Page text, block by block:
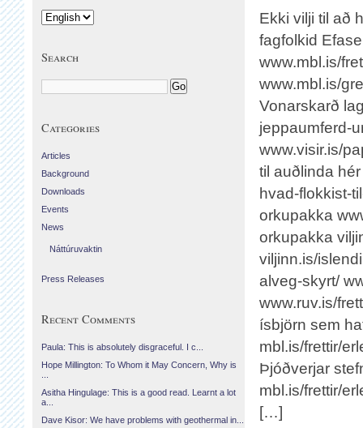
Ekki vilji til að
fagfolkid
www.mbl.is/
www.mbl.is/
Vonarskarð
jeppaumferd-
www.visir.is/
til auðlinda
hvad-flokkist-
orkupakka
orkupakka
viljinn.is/
alveg-skyrt/
www.ruv.is/
ísbjörn sem
mbl.is/frettir/
Þjóðverjar
mbl.is/frettir/
[…]
Search
Categories
Articles
Background
Downloads
Events
News
Náttúruvaktin
Press Releases
Recent Comments
Paula: This is absolutely disgraceful. I c...
Hope Millington: To Whom it May Concern, Why is
Asitha Hingulage: This is a good read. Learnt a lot
a...
Dave Kisor: We have problems with geothermal in...